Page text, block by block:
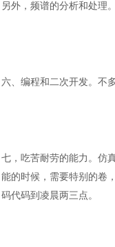
另外，频谱的分析和处理
六、 编程和二次开发。不
七， 吃苦耐劳的能力。仿
能的时候，需要特别的卷
码代码到凌晨两三点。